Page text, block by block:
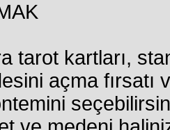
tarot kartları,
açma fırsatı